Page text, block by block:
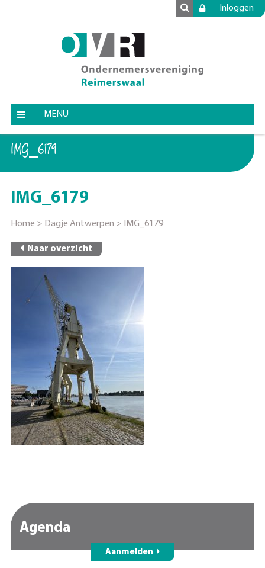
Inloggen
MENU
IMG_6179
IMG_6179
Home > Dagje Antwerpen > IMG_6179
Naar overzicht
Agenda
Aanmelden